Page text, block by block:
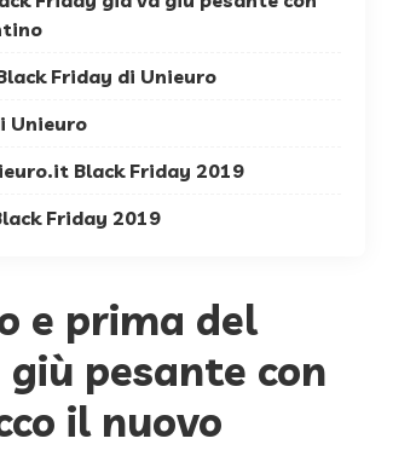
Friday di Unieuro
Unieuro
Black Friday 2019
Friday 2019
e prima del
pesante con
il nuovo